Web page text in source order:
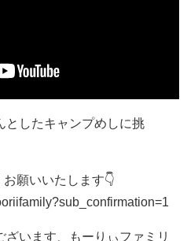
としたキャンプめしに挑
願いいたします👇
ざいます、もーりぃファミリ